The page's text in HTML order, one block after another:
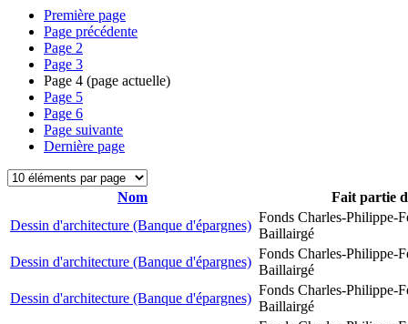
Première page
Page précédente
Page 2
Page 3
Page 4 (page actuelle)
Page 5
Page 6
Page suivante
Dernière page
Nom
Fait partie
Dessin d'architecture (Banque d'épargnes)
Fonds Charles-Philippe-
Baillairgé
Dessin d'architecture (Banque d'épargnes)
Fonds Charles-Philippe-
Baillairgé
Dessin d'architecture (Banque d'épargnes)
Fonds Charles-Philippe-
Baillairgé